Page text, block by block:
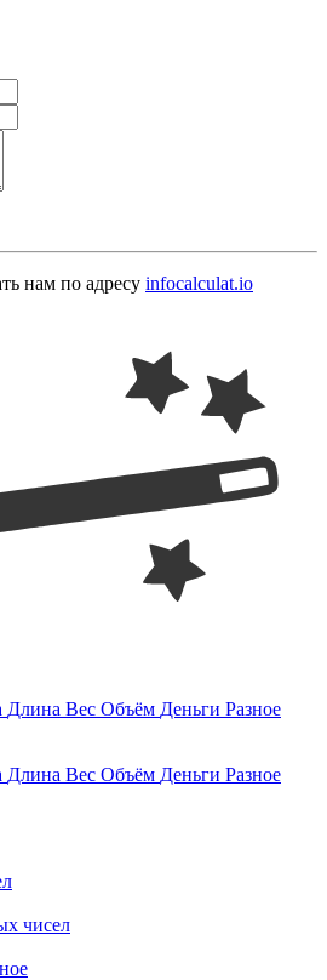
нам по адресу infocalculat.io
Длина Вес Объём Деньги Разное
Длина Вес Объём Деньги Разное
чисел